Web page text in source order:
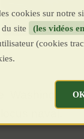
Washington
naval.
cookies sur notre
site
(les vidéos
(cookies